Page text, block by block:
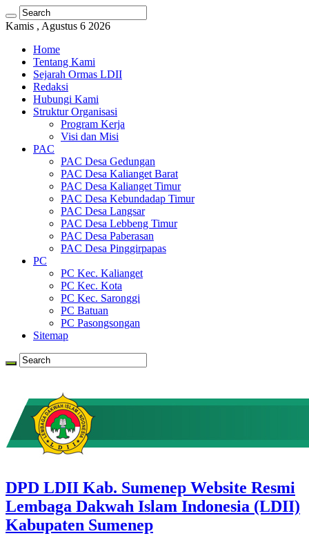
Kamis , Agustus 6 2026
Home
Tentang Kami
Sejarah Ormas LDII
Redaksi
Hubungi Kami
Struktur Organisasi
Program Kerja
Visi dan Misi
PAC
PAC Desa Gedungan
PAC Desa Kalianget Barat
PAC Desa Kalianget Timur
PAC Desa Kebundadap Timur
PAC Desa Langsar
PAC Desa Lebbeng Timur
PAC Desa Paberasan
PAC Desa Pinggirpapas
PC
PC Kec. Kalianget
PC Kec. Kota
PC Kec. Saronggi
PC Batuan
PC Pasongsongan
Sitemap
DPD LDII Kab. Sumenep Website Resmi
Lembaga Dakwah Islam Indonesia (LDII)
Kabupaten Sumenep